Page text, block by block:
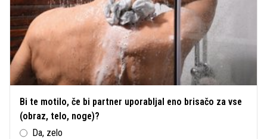
Bi te motilo, če bi partner uporabljal eno brisačo za vse
(obraz, telo, noge)?
Da, zelo